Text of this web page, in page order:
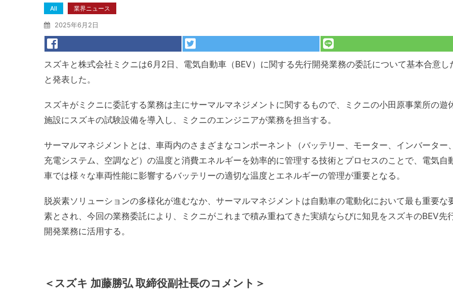
All 業界ニュース
2025年6月2日
スズキと株式会社ミクニは6月2日、電気自動車（BEV）に関する先行開発業務の委託について基本合意し
と発表した。
スズキがミクニに委託する業務は主にサーマルマネジメントに関するもので、ミクニの小田原事業所の遊
施設にスズキの試験設備を導入し、ミクニのエンジニアが業務を担当する。
サーマルマネジメントとは、車両内のさまざまなコンポーネント（バッテリー、モーター、インバーター
充電システム、空調など）の温度と消費エネルギーを効率的に管理する技術とプロセスのことで、電気自
車では様々な車両性能に影響するバッテリーの適切な温度とエネルギーの管理が重要となる。
脱炭素ソリューションの多様化が進むなか、サーマルマネジメントは自動車の電動化において最も重要な
素とされ、今回の業務委託により、ミクニがこれまで積み重ねてきた実績ならびに知見をスズキのBEV先
開発業務に活用する。
＜スズキ 加藤勝弘 取締役副社長のコメント＞